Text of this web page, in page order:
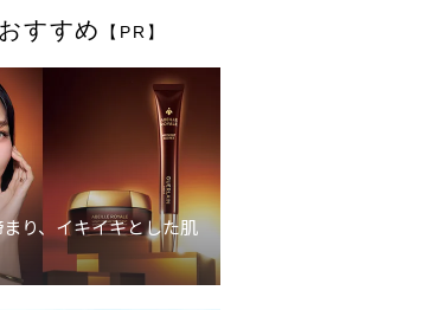
すすめ 【PR】
り、イキイキとした肌